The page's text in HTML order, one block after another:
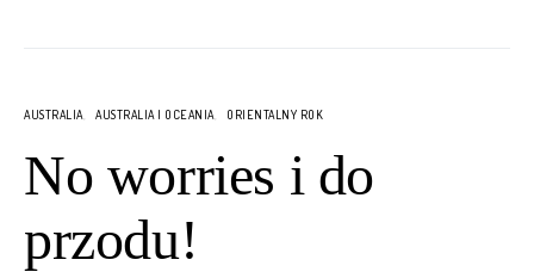
AUSTRALIA AUSTRALIA I OCEANIA ORIENTALNY ROK
No worries i do
przodu!